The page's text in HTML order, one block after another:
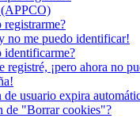
(APPCO)
registrarme?
no me puedo identificar!
identificarme?
registré, ¡pero ahora no
de usuario expira
de "Borrar cookies"?